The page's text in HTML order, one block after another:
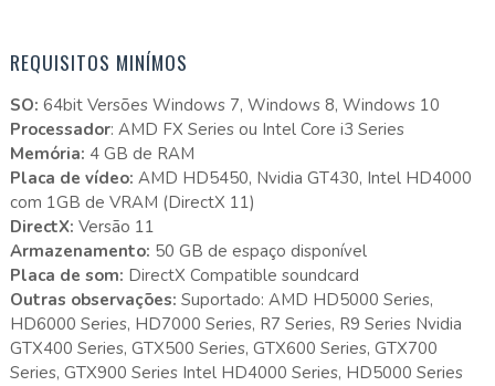
REQUISITOS MINÍMOS
SO: 64bit Versões Windows 7, Windows 8, Windows 10
Processador: AMD FX Series ou Intel Core i3 Series
Memória: 4 GB de RAM
Placa de vídeo: AMD HD5450, Nvidia GT430, Intel HD4000
com 1GB de VRAM (DirectX 11)
DirectX: Versão 11
Armazenamento: 50 GB de espaço disponível
Placa de som: DirectX Compatible soundcard
Outras observações: Suportado: AMD HD5000 Series,
HD6000 Series, HD7000 Series, R7 Series, R9 Series Nvidia
GTX400 Series, GTX500 Series, GTX600 Series, GTX700
Series, GTX900 Series Intel HD4000 Series, HD5000 Series